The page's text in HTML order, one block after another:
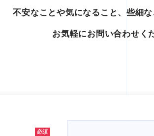
不安なことや気になること、些細
お気軽にお問い合わせく
必須